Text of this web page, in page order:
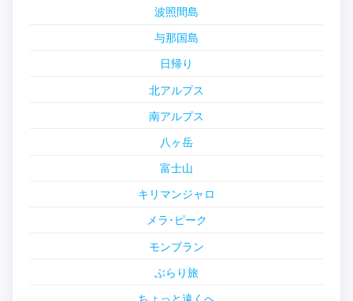
波照間島
与那国島
日帰り
北アルプス
南アルプス
八ヶ岳
富士山
キリマンジャロ
メラ･ピーク
モンブラン
ぶらり旅